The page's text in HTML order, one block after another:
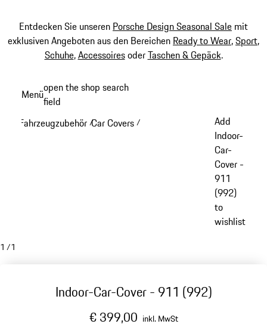
Entdecken Sie unseren Porsche Design Seasonal Sale mit
exklusiven Angeboten aus den Bereichen Ready to Wear,Sport,
Schuhe,AccessoiresoderTaschen & Gepäck.
Hauptinhalt
Menüopen the shop search
field
Fahrzeugzubehör /Car Covers /
Add
Indoor-
Car-
Cover -
911
(992)
to
wishlist
1 /1
Indoor-Car-Cover - 911 (992)
€ 399,00 inkl. MwSt